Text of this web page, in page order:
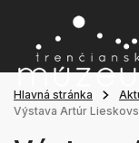
Hlavná stránka
Výstava Artúr